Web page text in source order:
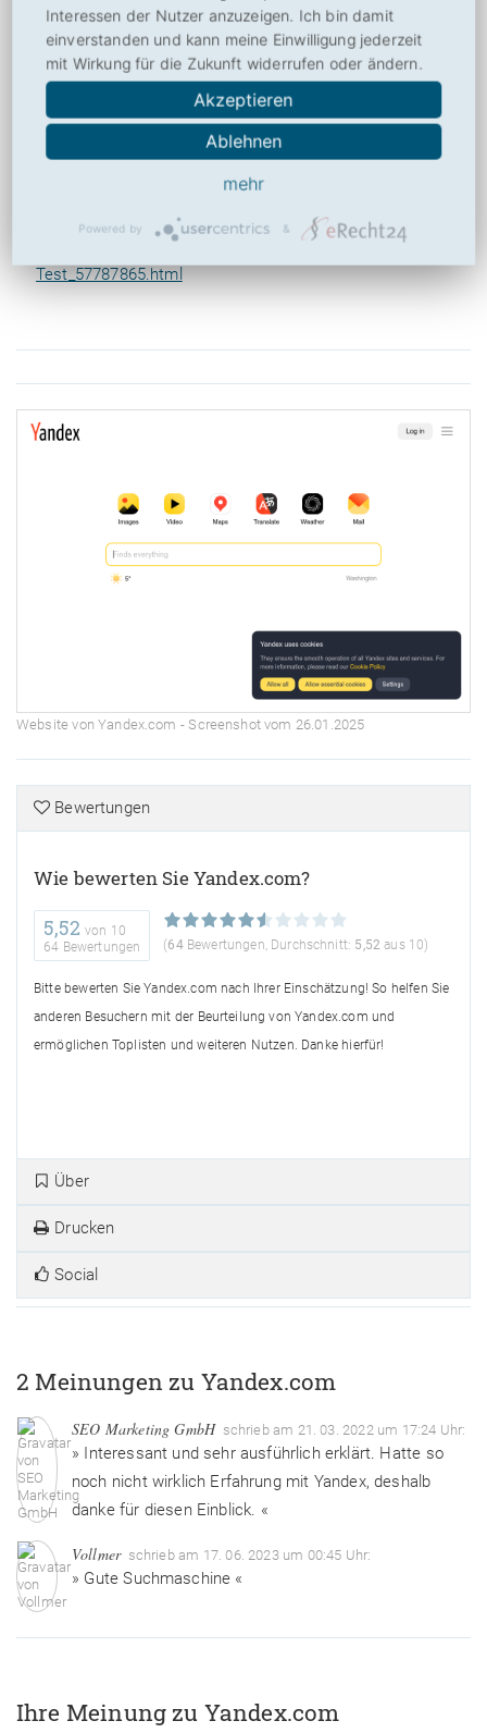
https://yandex.com/
Fehler melden
Quellen und weiterführende Links
https://de.wikipedia.org/wiki/Yandex
https://www.seo-kueche.de/lexikon/yandex/
https://www.chip.de/downloads/Yandex-Browser-
Test_57787865.html
Website von Yandex.com - Screenshot vom 26.01.2025
Bewertungen
Wie bewerten Sie Yandex.com?
5,52 von 10
64 Bewertungen
(64Bewertungen, Durchschnitt: 5,52 aus 10)
Bitte bewerten Sie Yandex.com nach Ihrer Einschätzung! So helfen Sie
anderen Besuchern mit der Beurteilung von Yandex.com und
ermöglichen Toplisten und weiteren Nutzen. Danke hierfür!
Über
Drucken
Social
2 Meinungen zu Yandex.com
SEO Marketing GmbHschrieb am 21. 03. 2022 um 17:24 Uhr:
» Interessant und sehr ausführlich erklärt. Hatte so
noch nicht wirklich Erfahrung mit Yandex, deshalb
danke für diesen Einblick. «
Vollmerschrieb am 17. 06. 2023 um 00:45 Uhr:
» Gute Suchmaschine «
Ihre Meinung zu Yandex.com
Interessen der Nutzer anzuzeigen. Ich bin damit
einverstanden und kann meine Einwilligung jederzeit
mit Wirkung für die Zukunft widerrufen oder ändern.
Akzeptieren
Ablehnen
mehr
Powered by &